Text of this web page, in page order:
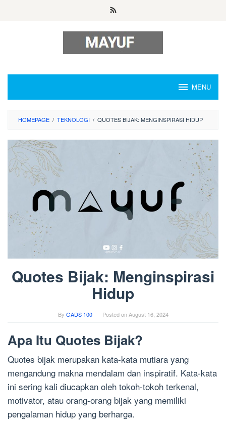
MENU
HOMEPAGE / TEKNOLOGI / QUOTES BIJAK: MENGINSPIRASI HIDUP
Quotes Bijak: Menginspirasi
Hidup
By GADS 100 Posted onAugust 16, 2024
Apa Itu Quotes Bijak?
Quotes bijak merupakan kata-kata mutiara yang
mengandung makna mendalam dan inspiratif. Kata-kata
ini sering kali diucapkan oleh tokoh-tokoh terkenal,
motivator, atau orang-orang bijak yang memiliki
pengalaman hidup yang berharga.